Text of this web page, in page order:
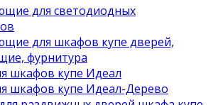
для светодиодных
для шкафов купе дверей,
фурнитура
шкафов купе Идеал
шкафов купе Идеал-Дерево